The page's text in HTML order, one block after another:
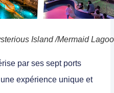
Island /Mermaid
par ses sept ports
expérience unique et